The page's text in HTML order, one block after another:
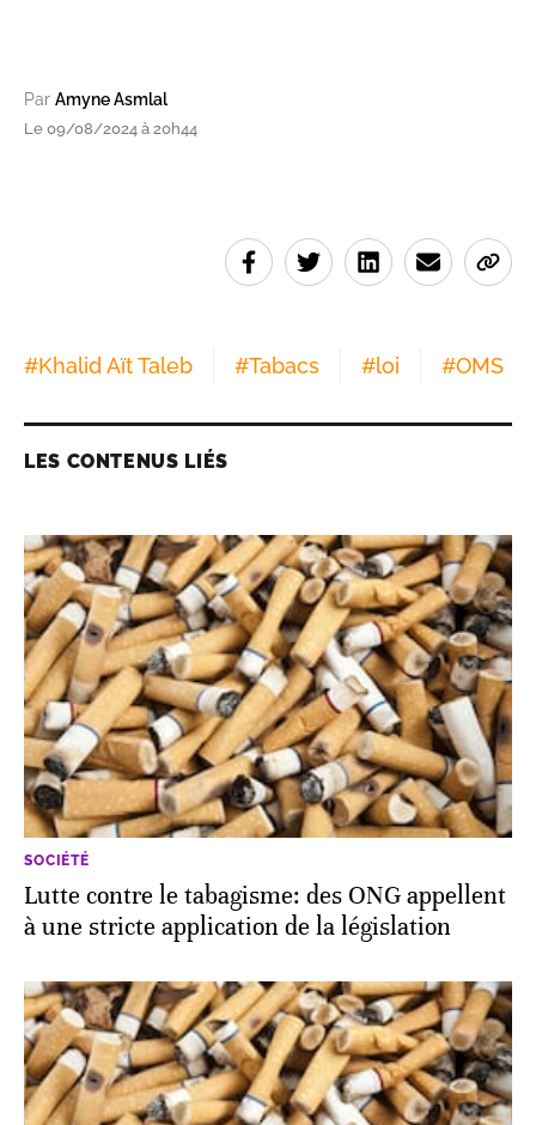
Par Amyne Asmlal
Le 09/08/2024 à 20h44
#Khalid Aït Taleb #Tabacs #loi #OMS
LES CONTENUS LIÉS
SOCIÉTÉ
Lutte contre le tabagisme: des ONG appellent
à une stricte application de la législation